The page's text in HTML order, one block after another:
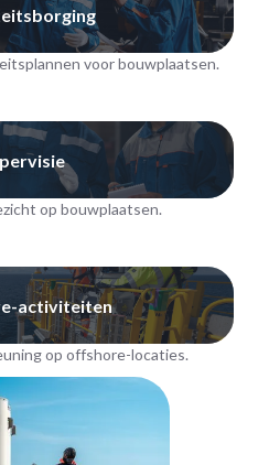
voor bouwplaatsen.
op bouwplaatsen.
activiteiten
op offshore-locaties.